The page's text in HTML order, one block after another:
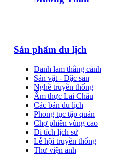
Sản phẩm du lịch
Danh lam thắng cảnh
Sản vật - Đặc sản
Nghề truyền thống
Ẩm thực Lai Châu
Các bản du lịch
Phong tục tập quán
Chợ phiên vùng cao
Di tích lịch sử
Lễ hội truyền thống
Thư viện ảnh